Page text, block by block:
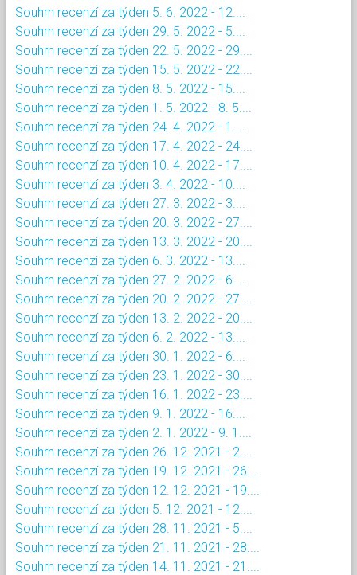
Souhrn recenzí za týden 5. 6. 2022 - 12....
Souhrn recenzí za týden 29. 5. 2022 - 5....
Souhrn recenzí za týden 22. 5. 2022 - 29....
Souhrn recenzí za týden 15. 5. 2022 - 22....
Souhrn recenzí za týden 8. 5. 2022 - 15....
Souhrn recenzí za týden 1. 5. 2022 - 8. 5....
Souhrn recenzí za týden 24. 4. 2022 - 1....
Souhrn recenzí za týden 17. 4. 2022 - 24....
Souhrn recenzí za týden 10. 4. 2022 - 17....
Souhrn recenzí za týden 3. 4. 2022 - 10....
Souhrn recenzí za týden 27. 3. 2022 - 3....
Souhrn recenzí za týden 20. 3. 2022 - 27....
Souhrn recenzí za týden 13. 3. 2022 - 20....
Souhrn recenzí za týden 6. 3. 2022 - 13....
Souhrn recenzí za týden 27. 2. 2022 - 6....
Souhrn recenzí za týden 20. 2. 2022 - 27....
Souhrn recenzí za týden 13. 2. 2022 - 20....
Souhrn recenzí za týden 6. 2. 2022 - 13....
Souhrn recenzí za týden 30. 1. 2022 - 6....
Souhrn recenzí za týden 23. 1. 2022 - 30....
Souhrn recenzí za týden 16. 1. 2022 - 23....
Souhrn recenzí za týden 9. 1. 2022 - 16....
Souhrn recenzí za týden 2. 1. 2022 - 9. 1....
Souhrn recenzí za týden 26. 12. 2021 - 2....
Souhrn recenzí za týden 19. 12. 2021 - 26....
Souhrn recenzí za týden 12. 12. 2021 - 19....
Souhrn recenzí za týden 5. 12. 2021 - 12....
Souhrn recenzí za týden 28. 11. 2021 - 5....
Souhrn recenzí za týden 21. 11. 2021 - 28....
Souhrn recenzí za týden 14. 11. 2021 - 21....